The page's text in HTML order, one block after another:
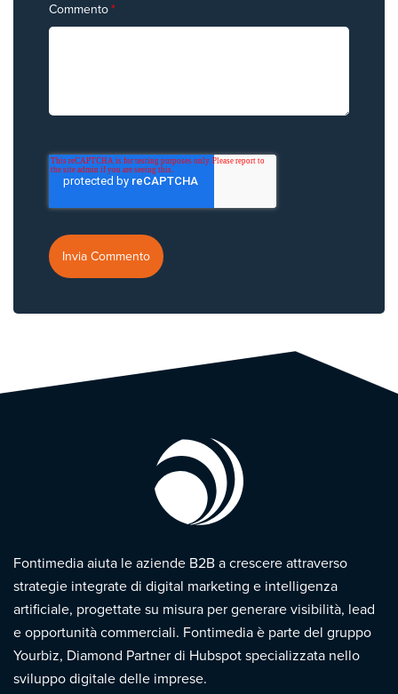
Commento*
Fontimedia aiuta le aziende B2B a crescere attraverso
strategie integrate di digital marketing e intelligenza
artificiale, progettate su misura per generare visibilità, lead
e opportunità commerciali. Fontimedia è parte del gruppo
Yourbiz, Diamond Partner di Hubspot specializzata nello
sviluppo digitale delle imprese.